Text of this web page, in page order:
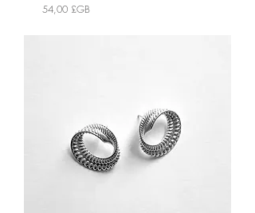
Prix
54,00 £GB